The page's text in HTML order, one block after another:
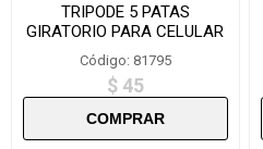
TRIPODE 5 PATAS
GIRATORIO PARA CELULAR
BZY5
Código: 81795
$ 45